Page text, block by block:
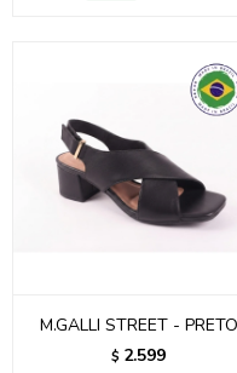
M.GALLI STREET - PRETO
$ 2.599